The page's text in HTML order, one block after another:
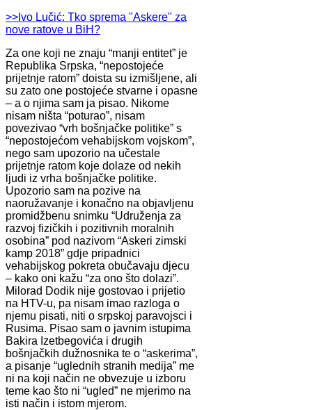
>>Ivo Lučić: Tko sprema "Askere" za
nove ratove u BiH?
Za one koji ne znaju “manji entitet” je
Republika Srpska, “nepostojeće
prijetnje ratom” doista su izmišljene, ali
su zato one postojeće stvarne i opasne
– a o njima sam ja pisao. Nikome
nisam ništa “poturao”, nisam
povezivao “vrh bošnjačke politike” s
“nepostojećom vehabijskom vojskom”,
nego sam upozorio na učestale
prijetnje ratom koje dolaze od nekih
ljudi iz vrha bošnjačke politike.
Upozorio sam na pozive na
naoružavanje i konačno na objavljenu
promidžbenu snimku “Udruženja za
razvoj fizičkih i pozitivnih moralnih
osobina” pod nazivom “Askeri zimski
kamp 2018” gdje pripadnici
vehabijskog pokreta obučavaju djecu
– kako oni kažu “za ono što dolazi”.
Milorad Dodik nije gostovao i prijetio
na HTV-u, pa nisam imao razloga o
njemu pisati, niti o srpskoj paravojsci i
Rusima. Pisao sam o javnim istupima
Bakira Izetbegovića i drugih
bošnjačkih dužnosnika te o “askerima”,
a pisanje “uglednih stranih medija” me
ni na koji način ne obvezuje u izboru
teme kao što ni “ugled” ne mjerimo na
isti način i istom mjerom.